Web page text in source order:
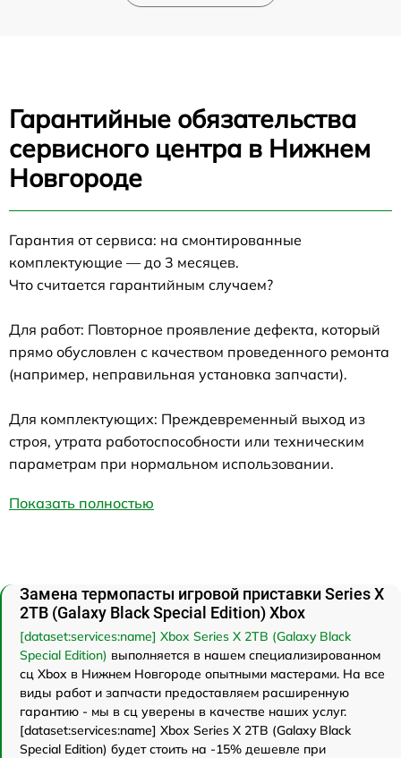
Гарантийные обязательства
сервисного центра в Нижнем
Новгороде
Гарантия от сервиса: на смонтированные
комплектующие — до 3 месяцев.
Что считается гарантийным случаем?
Для работ: Повторное проявление дефекта, который
прямо обусловлен с качеством проведенного ремонта
(например, неправильная установка запчасти).
Для комплектующих: Преждевременный выход из
строя, утрата работоспособности или техническим
параметрам при нормальном использовании.
Показать полностью
Замена термопасты игровой приставки Series X
2TB (Galaxy Black Special Edition) Xbox
[dataset:services:name] Xbox Series X 2TB (Galaxy Black
Special Edition) выполняется в нашем специализированном
сц Xbox в Нижнем Новгороде опытными мастерами. На все
виды работ и запчасти предоставляем расширенную
гарантию - мы в сц уверены в качестве наших услуг.
[dataset:services:name] Xbox Series X 2TB (Galaxy Black
Special Edition) будет стоить на -15% дешевле при